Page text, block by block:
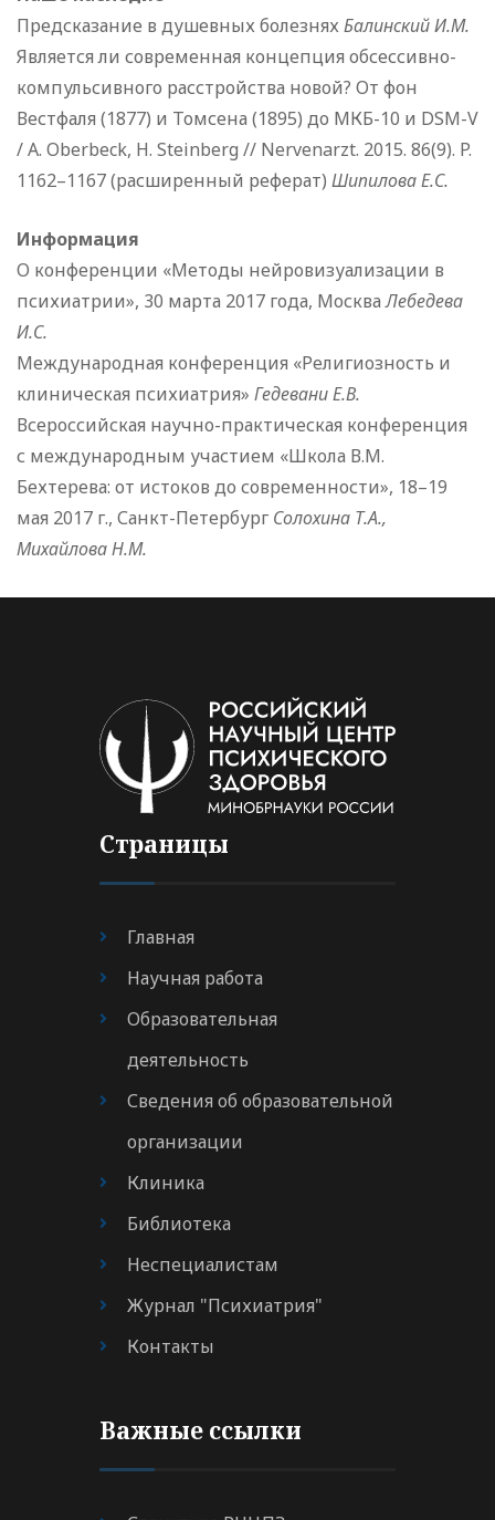
Предсказание в душевных болезняхБалинский И.М.
Является ли современная концепция обсессивно-
компульсивного расстройства новой? От фон
Вестфаля (1877) и Томсена (1895) до МКБ-10 и DSM-V
/ A. Oberbeck, H. Steinberg // Nervenarzt. 2015. 86(9). P.
1162–1167 (расширенный реферат) Шипилова Е.С.
Информация
О конференции «Методы нейровизуализации в
психиатрии», 30 марта 2017 года, МоскваЛебедева
И.С.
Международная конференция «Религиозность и
клиническая психиатрия» Гедевани Е.В.
Всероссийская научно-практическая конференция
с международным участием «Школа В.М.
Бехтерева: от истоков до современности», 18–19
мая 2017 г., Санкт-Петербург Солохина Т.А.,
Михайлова Н.М.
Страницы
Главная
Научная работа
Образовательная
деятельность
Сведения об образовательной
организации
Клиника
Библиотека
Неспециалистам
Журнал "Психиатрия"
Контакты
Важные ссылки